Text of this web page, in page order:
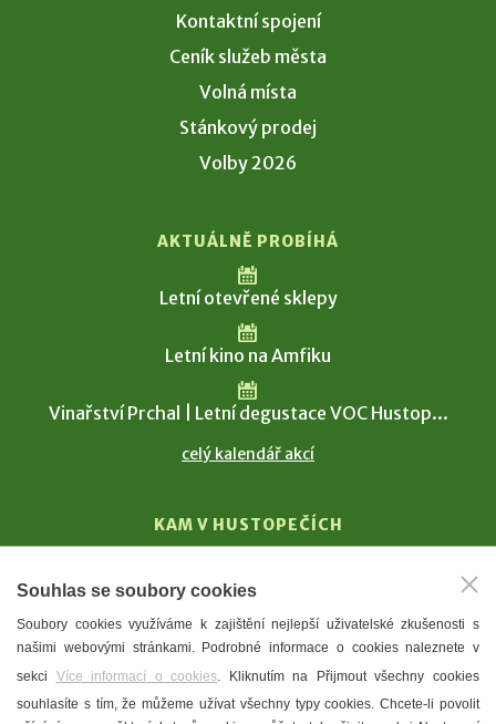
Kontaktní spojení
Ceník služeb města
Volná místa
Stánkový prodej
Volby 2026
AKTUÁLNĚ PROBÍHÁ
Letní otevřené sklepy
Letní kino na Amfiku
Vinařství Prchal | Letní degustace VOC Hustop...
celý kalendář akcí
KAM V HUSTOPEČÍCH
T. G. Masaryk
Mandloně
Ubytování
Restaurace
Souhlas se soubory cookies
Soubory cookies využíváme k zajištění nejlepší uživatelské zkušenosti s
našimi webovými stránkami. Podrobné informace o cookies naleznete v
sekci Více informací o cookies. Kliknutím na Přijmout všechny cookies
souhlasíte s tím, že můžeme užívat všechny typy cookies. Chcete-li povolit